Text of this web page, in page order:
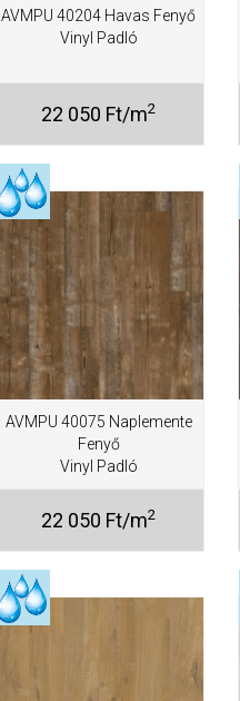
AVMPU 40204 Havas Fenyő
Vinyl Padló
22 050 Ft/m2
AVMPU 40075 Naplemente
Fenyő
Vinyl Padló
22 050 Ft/m2